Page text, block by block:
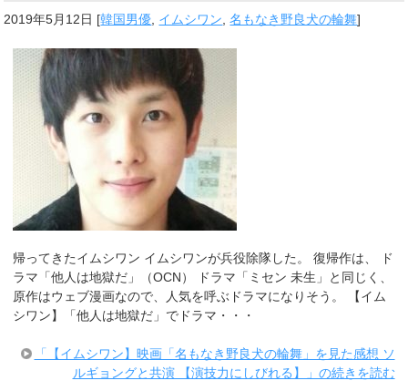
2019年5月12日 [韓国男優, イムシワン,名もなき野良犬の輪舞]
帰ってきたイムシワン イムシワンが兵役除隊した。 復帰作は、 ド
ラマ「他人は地獄だ」（OCN） ドラマ「ミセン 未生」と同じく、
原作はウェブ漫画なので、人気を呼ぶドラマになりそう。 【イム
シワン】「他人は地獄だ」でドラマ・・・
「【イムシワン】映画「名もなき野良犬の輪舞」を見た感想 ソ
ルギョングと共演 【演技力にしびれる】」の続きを読む